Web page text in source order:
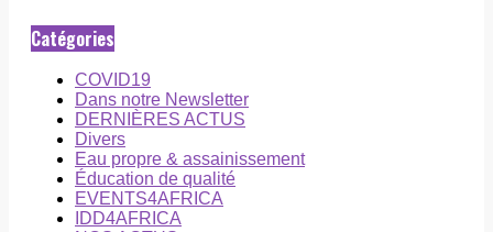
Catégories
COVID19
Dans notre Newsletter
DERNIÈRES ACTUS
Divers
Eau propre & assainissement
Éducation de qualité
EVENTS4AFRICA
IDD4AFRICA